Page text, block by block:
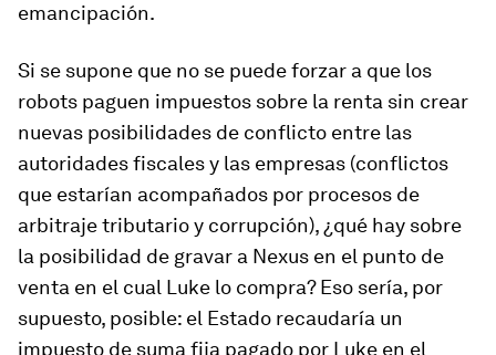
emancipación.
Si se supone que no se puede forzar a que los
robots paguen impuestos sobre la renta sin crear
nuevas posibilidades de conflicto entre las
autoridades fiscales y las empresas (conflictos
que estarían acompañados por procesos de
arbitraje tributario y corrupción), ¿qué hay sobre
la posibilidad de gravar a Nexus en el punto de
venta en el cual Luke lo compra? Eso sería, por
supuesto, posible: el Estado recaudaría un
impuesto de suma fija pagado por Luke en el